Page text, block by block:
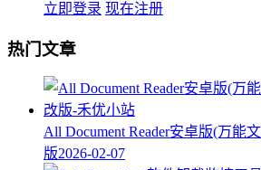
立即登录 现在注册
热门文章
All Document Reader安卓版(万能
版2026-02-07